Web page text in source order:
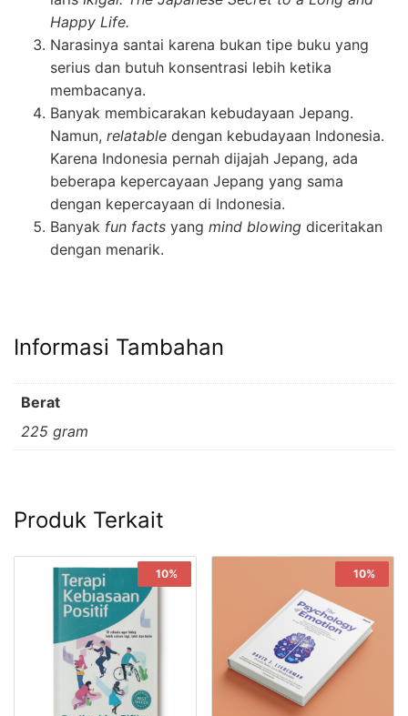
Happy Life.
Narasinya santai karena bukan tipe buku yang
serius dan butuh konsentrasi lebih ketika
membacanya.
Banyak membicarakan kebudayaan Jepang.
Namun, relatable dengan kebudayaan Indonesia.
Karena Indonesia pernah dijajah Jepang, ada
beberapa kepercayaan Jepang yang sama
dengan kepercayaan di Indonesia.
Banyak fun facts yang mind blowing diceritakan
dengan menarik.
Informasi Tambahan
Berat
225 gram
Produk Terkait
Sale!
10% Sale!
10%